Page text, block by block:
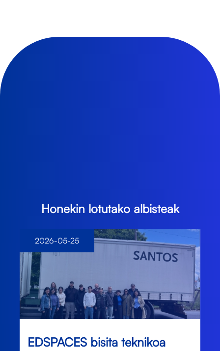
Honekin lotutako albisteak
EDSPACES bisita teknikoa
2026-05-25